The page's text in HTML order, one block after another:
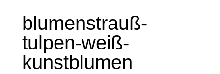
blumenstrauß-
tulpen-weiß-
kunstblumen